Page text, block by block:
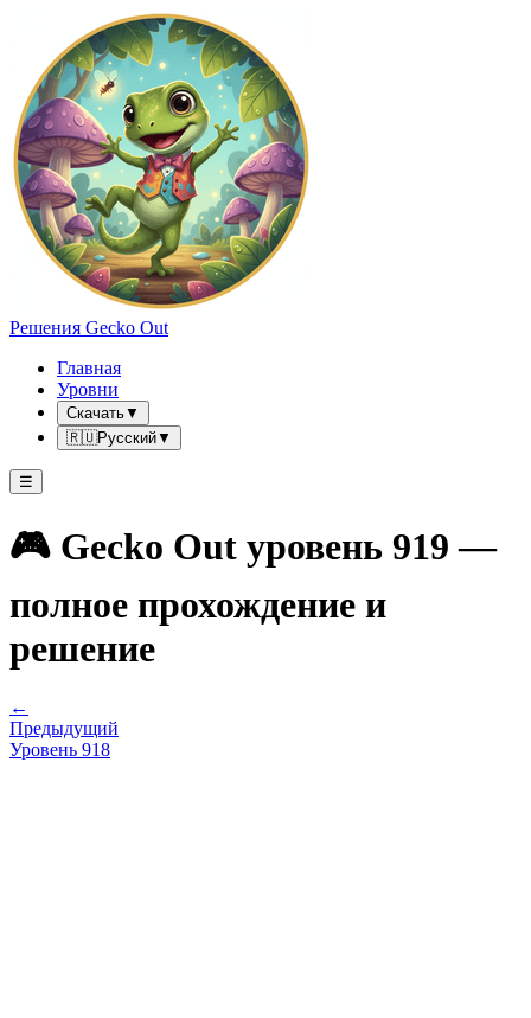
Решения Gecko Out
Главная
Уровни
Скачать▼
🇷🇺Русский▼
☰
🎮 Gecko Out уровень 919 —
полное прохождение и
решение
←
Предыдущий
Уровень 918